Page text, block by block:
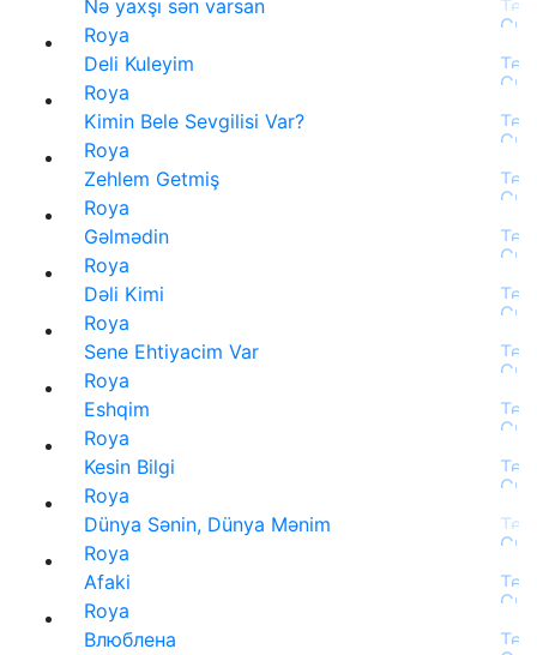
Nə yaxşı sən varsan
Roya
Deli Kuleyim
Roya
Kimin Bele Sevgilisi Var?
Roya
Zehlem Getmiş
Roya
Gəlmədin
Roya
Dəli Kimi
Roya
Sene Ehtiyacim Var
Roya
Eshqim
Roya
Kesin Bilgi
Roya
Dünya Sənin, Dünya Mənim
Roya
Afaki
Roya
Влюблена